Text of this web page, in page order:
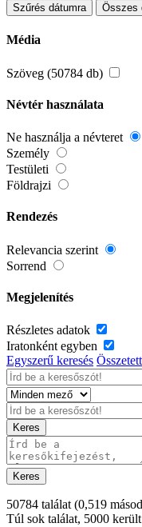
Szűrés dátumra Összes
Média
Szöveg (50784 db)
Névtér használata
Ne használja a névteret
Személy
Testületi
Földrajzi
Rendezés
Relevancia szerint
Sorrend
Megjelenítés
Részletes adatok
Iratonként egyben
Egyszerű keresés
Keres
Keres
50784 találat (0,519
Túl sok találat, 5000